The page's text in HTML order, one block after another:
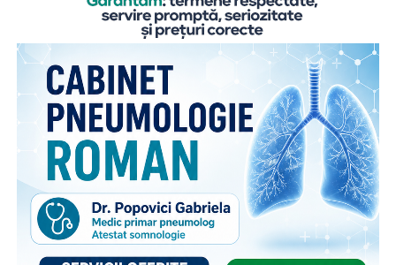
absența părinților rămâne un factor de risc major, fiind
necesară menținerea intervenției pe termen lung.
Dincolo de experiențele individuale, sondajul evidențiază
și modul în care copiii reușesc să mențină dialogul cu
părinții plecați la muncă în străinătate cu privire la
experiențele și dificultățile care țin de mediul educațional.
Comunicarea cu părinții rămâne esențială, inclusiv atunci
când este vorba despre dificultățile pe care copiii le
întâmpină la școală. Întrebați cât de des reușesc să
vorbească cu părinții despre lucrurile care îi supără sau îi
bucură în mediul școlar, 39% dintre copii au răspuns că fac